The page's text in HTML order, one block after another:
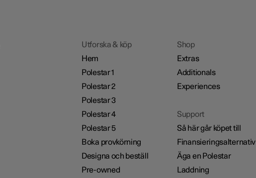
Utforska & köp
Hem
Polestar 1
Polestar 2
Polestar 3
Polestar 4
Polestar 5
Boka provkörning
Designa och beställ
Pre-owned
Shop
Extras
Additionals
Experiences
Support
Så här går köpet till
Finansieringsalternativ
Äga en Polestar
Laddning